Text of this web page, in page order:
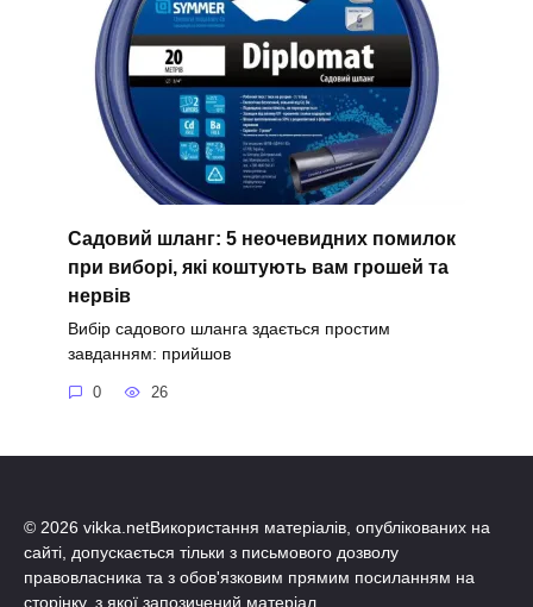
Садовий шланг: 5 неочевидних помилок
при виборі, які коштують вам грошей та
нервів
Вибір садового шланга здається простим
завданням: прийшов
0 26
© 2026 vikka.netВикористання матеріалів, опублікованих на
сайті, допускається тільки з письмового дозволу
правовласника та з обов'язковим прямим посиланням на
сторінку, з якої запозичений матеріал.